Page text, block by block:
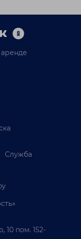
Служба
10 пом. 152-